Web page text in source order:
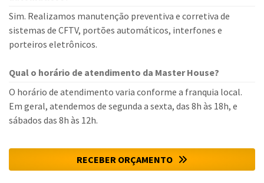
Sim. Realizamos manutenção preventiva e corretiva de
sistemas de CFTV, portões automáticos, interfones e
porteiros eletrônicos.
Qual o horário de atendimento da Master House?
O horário de atendimento varia conforme a franquia local.
Em geral, atendemos de segunda a sexta, das 8h às 18h, e
sábados das 8h às 12h.
RECEBER ORÇAMENTO